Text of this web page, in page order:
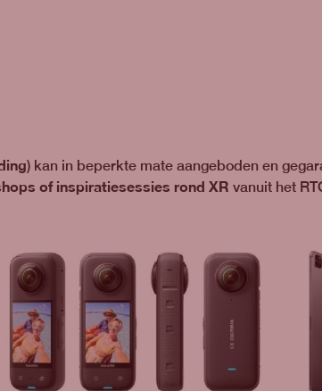
) kan in beperkte mate aangeboden en
of inspiratiesessies rond XR vanuit het